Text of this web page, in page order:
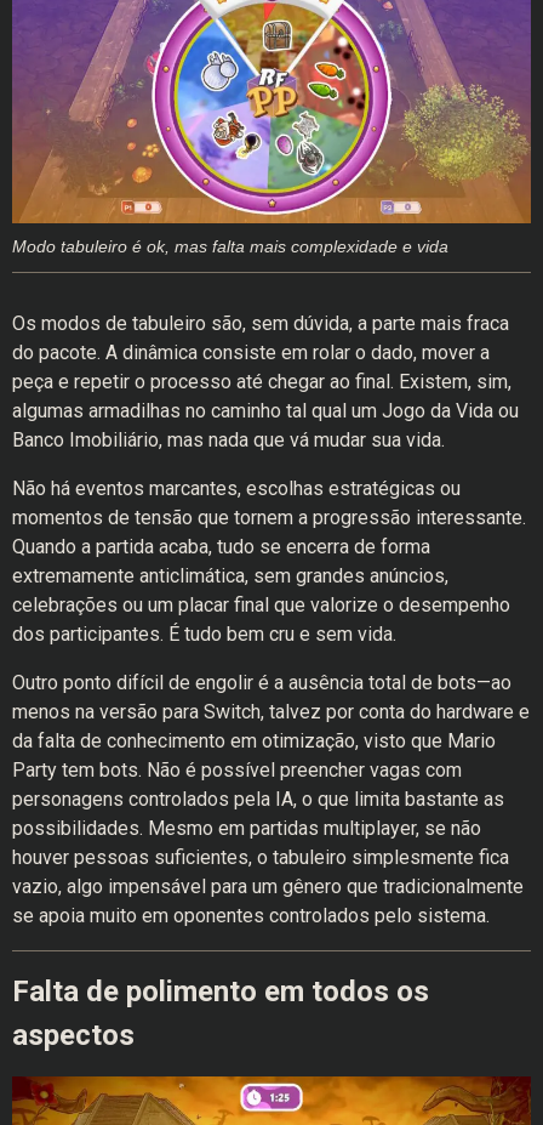
Modo tabuleiro é ok, mas falta mais complexidade e vida
Os modos de tabuleiro são, sem dúvida, a parte mais fraca
do pacote. A dinâmica consiste em rolar o dado, mover a
peça e repetir o processo até chegar ao final. Existem, sim,
algumas armadilhas no caminho tal qual um Jogo da Vida ou
Banco Imobiliário, mas nada que vá mudar sua vida.
Não há eventos marcantes, escolhas estratégicas ou
momentos de tensão que tornem a progressão interessante.
Quando a partida acaba, tudo se encerra de forma
extremamente anticlimática, sem grandes anúncios,
celebrações ou um placar final que valorize o desempenho
dos participantes. É tudo bem cru e sem vida.
Outro ponto difícil de engolir é a ausência total de bots—ao
menos na versão para Switch, talvez por conta do hardware e
da falta de conhecimento em otimização, visto que Mario
Party tem bots. Não é possível preencher vagas com
personagens controlados pela IA, o que limita bastante as
possibilidades. Mesmo em partidas multiplayer, se não
houver pessoas suficientes, o tabuleiro simplesmente fica
vazio, algo impensável para um gênero que tradicionalmente
se apoia muito em oponentes controlados pelo sistema.
Falta de polimento em todos os
aspectos